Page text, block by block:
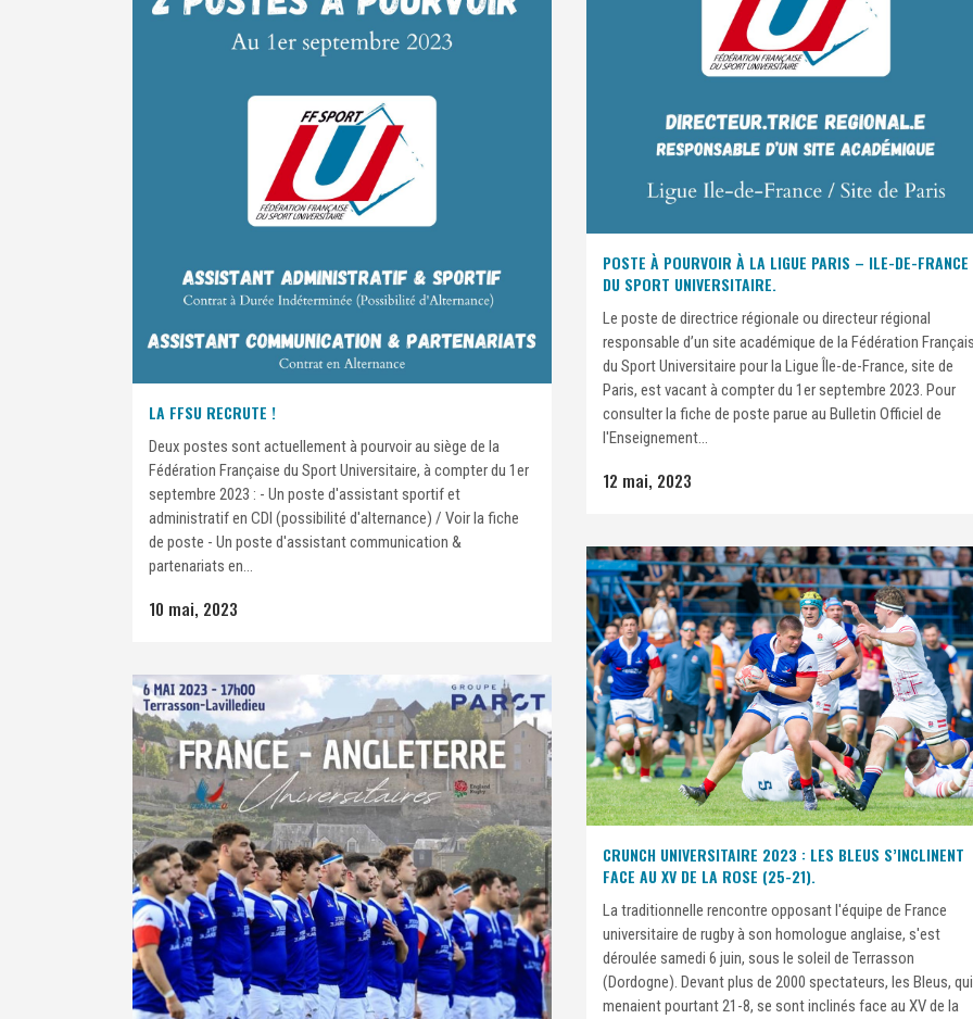
POSTE À POURVOIR À LA LIGUE PARIS – ILE-DE-FRANCE
DU SPORT UNIVERSITAIRE.
Le poste de directrice régionale ou directeur régional
responsable d’un site académique de la Fédération
du Sport Universitaire pour la Ligue Île-de-France, site de
Paris, est vacant à compter du 1er septembre 2023. Pour
consulter la fiche de poste parue au Bulletin Officiel de
l'Enseignement...
12 mai, 2023
LA FFSU RECRUTE !
Deux postes sont actuellement à pourvoir au siège de la
Fédération Française du Sport Universitaire, à compter du 1er
septembre 2023 : - Un poste d'assistant sportif et
administratif en CDI (possibilité d'alternance) / Voir la fiche
de poste - Un poste d'assistant communication &
partenariats en...
10 mai, 2023
CRUNCH UNIVERSITAIRE 2023 : LES BLEUS S’INCLINENT
FACE AU XV DE LA ROSE (25-21).
La traditionnelle rencontre opposant l'équipe de France
universitaire de rugby à son homologue anglaise, s'est
déroulée samedi 6 juin, sous le soleil de Terrasson
(Dordogne). Devant plus de 2000 spectateurs, les Bleus, qui
menaient pourtant 21-8, se sont inclinés face au XV de la